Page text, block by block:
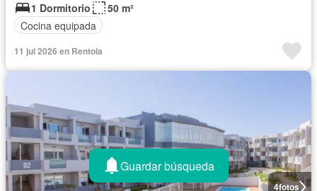
1 Dormitorio
50 m²
Cocina equipada
11 jul 2026 en Rentola
4fotos
Guardar búsqueda